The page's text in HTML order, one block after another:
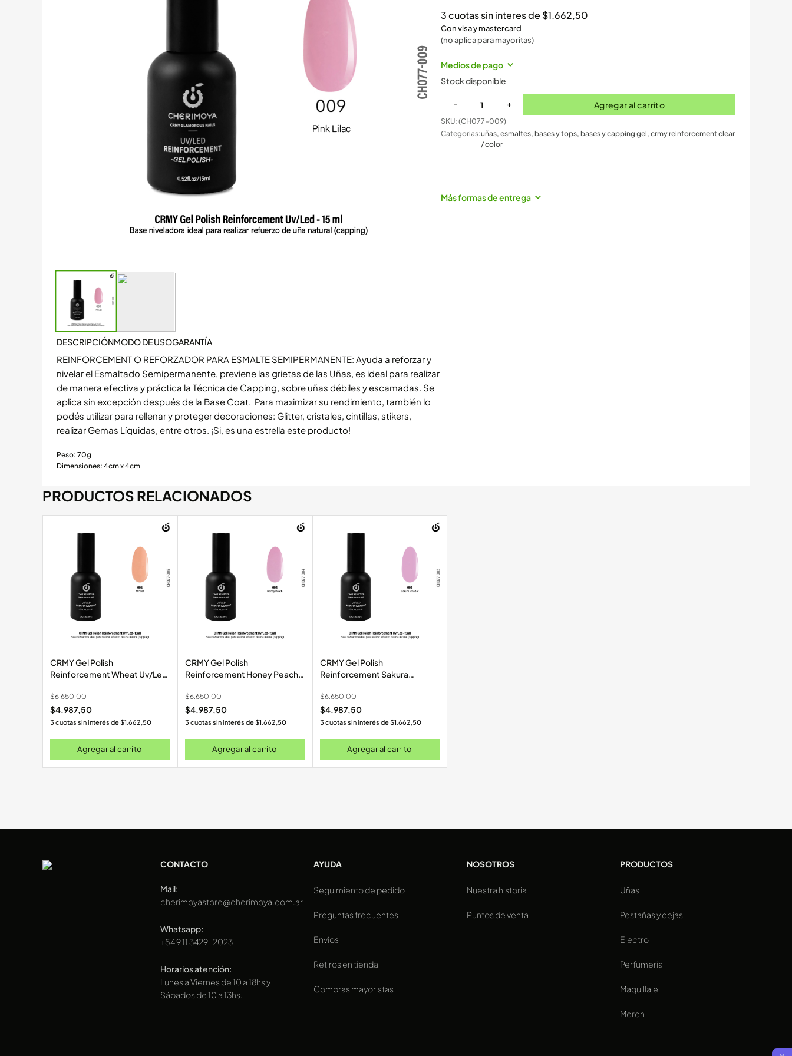
DESCRIPCIÓNMODO DE USOGARANTÍA
REINFORCEMENT O REFORZADOR PARA ESMALTE SEMIPERMANENTE: Ayuda a reforzar y
nivelar el Esmaltado Semipermanente, previene las grietas de las Uñas, es ideal para realizar
de manera efectiva y práctica la Técnica de Capping, sobre uñas débiles y escamadas. Se
aplica sin excepción después de la Base Coat. Para maximizar su rendimiento, también lo
podés utilizar para rellenar y proteger decoraciones: Glitter, cristales, cintillas, stikers,
realizar Gemas Líquidas, entre otros. ¡Si, es una estrella este producto!
Peso: 70g
Dimensiones: 4cm x 4cm
3 cuotas sin interes de $1.662,50
Con visa y mastercard
(no aplica para mayoritas)
Medios de pago
Stock disponible
- + Agregar al carrito
SKU: (CH077-009)
Categorias:uñas, esmaltes, bases y tops, bases y capping gel, crmy reinforcement clear
/ color
Más formas de entrega
PRODUCTOS RELACIONADOS
CRMY Gel Polish
Reinforcement Wheat Uv/Led
$6.650,00
$4.987,50
3 cuotas sin interés de$1.662,50
Agregar al carrito
CRMY Gel Polish
Reinforcement Honey Peach
$6.650,00
$4.987,50
3 cuotas sin interés de$1.662,50
Agregar al carrito
CRMY Gel Polish
Reinforcement Sakura
002
$6.650,00
$4.987,50
3 cuotas sin interés de$1.662,50
Agregar al carrito
CONTACTO
Mail:
cherimoyastore@cherimoya.com.ar
Whatsapp:
+54 9 11 3429-2023
Horarios atención:
Lunes a Viernes de 10 a 18hs y
Sábados de 10 a 13hs.
AYUDA
Seguimiento de pedido
Preguntas frecuentes
Envíos
Retiros en tienda
Compras mayoristas
NOSOTROS
Nuestra historia
Puntos de venta
PRODUCTOS
Uñas
Pestañas y cejas
Electro
Perfumería
Maquillaje
Merch